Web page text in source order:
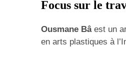
Focus sur le
Ousmane Bâest un
en arts plastiques à